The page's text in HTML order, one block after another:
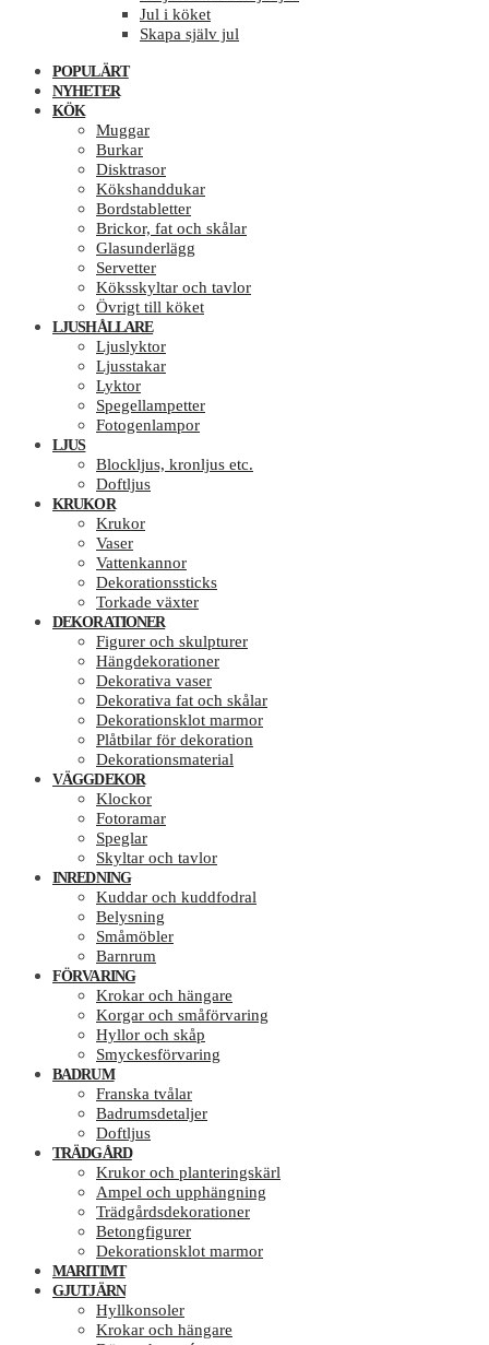
Jul i köket
Skapa själv jul
POPULÄRT
NYHETER
KÖK
Muggar
Burkar
Disktrasor
Kökshanddukar
Bordstabletter
Brickor, fat och skålar
Glasunderlägg
Servetter
Köksskyltar och tavlor
Övrigt till köket
LJUSHÅLLARE
Ljuslyktor
Ljusstakar
Lyktor
Spegellampetter
Fotogenlampor
LJUS
Blockljus, kronljus etc.
Doftljus
KRUKOR
Krukor
Vaser
Vattenkannor
Dekorationssticks
Torkade växter
DEKORATIONER
Figurer och skulpturer
Hängdekorationer
Dekorativa vaser
Dekorativa fat och skålar
Dekorationsklot marmor
Plåtbilar för dekoration
Dekorationsmaterial
VÄGGDEKOR
Klockor
Fotoramar
Speglar
Skyltar och tavlor
INREDNING
Kuddar och kuddfodral
Belysning
Småmöbler
Barnrum
FÖRVARING
Krokar och hängare
Korgar och småförvaring
Hyllor och skåp
Smyckesförvaring
BADRUM
Franska tvålar
Badrumsdetaljer
Doftljus
TRÄDGÅRD
Krukor och planteringskärl
Ampel och upphängning
Trädgårdsdekorationer
Betongfigurer
Dekorationsklot marmor
MARITIMT
GJUTJÄRN
Hyllkonsoler
Krokar och hängare